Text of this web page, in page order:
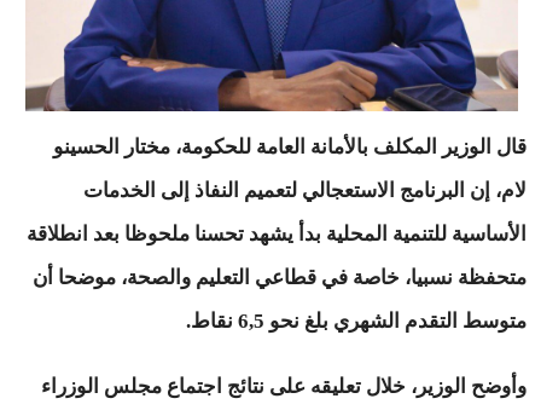
قال الوزير المكلف بالأمانة العامة للحكومة، مختار الحسينو
لام، إن البرنامج الاستعجالي لتعميم النفاذ إلى الخدمات
الأساسية للتنمية المحلية بدأ يشهد تحسنا ملحوظا بعد انطلاقة
متحفظة نسبيا، خاصة في قطاعي التعليم والصحة، موضحا أن
متوسط التقدم الشهري بلغ نحو 6,5 نقاط.
وأوضح الوزير، خلال تعليقه على نتائج اجتماع مجلس الوزراء